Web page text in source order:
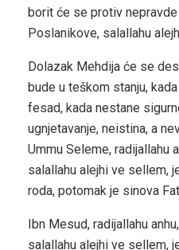
borit će se protiv
Poslanikove, salallahu
Dolazak Mehdija će se
bude u teškom stanju,
fesad, kada nestane
ugnjetavanje, neistina, a
Ummu Seleme, radijallahu
salallahu alejhi ve sellem,
roda, potomak je sinova
Ibn Mesud, radijallahu
salallahu alejhi ve sellem,